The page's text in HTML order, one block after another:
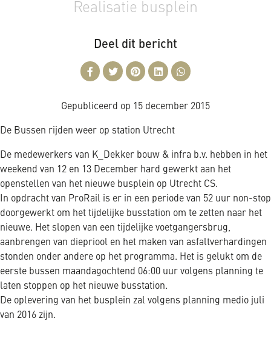
Realisatie busplein
Deel dit bericht
Gepubliceerd op 15 december 2015
De Bussen rijden weer op station Utrecht
De medewerkers van K_Dekker bouw & infra b.v. hebben in het
weekend van 12 en 13 December hard gewerkt aan het
openstellen van het nieuwe busplein op Utrecht CS.
In opdracht van ProRail is er in een periode van 52 uur non-stop
doorgewerkt om het tijdelijke busstation om te zetten naar het
nieuwe. Het slopen van een tijdelijke voetgangersbrug,
aanbrengen van diepriool en het maken van asfaltverhardingen
stonden onder andere op het programma. Het is gelukt om de
eerste bussen maandagochtend 06:00 uur volgens planning te
laten stoppen op het nieuwe busstation.
De oplevering van het busplein zal volgens planning medio juli
van 2016 zijn.